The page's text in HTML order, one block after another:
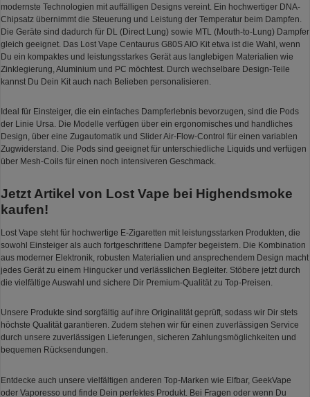
modernste Technologien mit auffälligen Designs vereint. Ein hochwertiger DNA-
Chipsatz übernimmt die Steuerung und Leistung der Temperatur beim Dampfen.
Die Geräte sind dadurch für DL (Direct Lung) sowie MTL (Mouth-to-Lung) Dampfer
gleich geeignet. Das Lost Vape Centaurus G80S AIO Kit etwa ist die Wahl, wenn
Du ein kompaktes und leistungsstarkes Gerät aus langlebigen Materialien wie
Zinklegierung, Aluminium und PC möchtest. Durch wechselbare Design-Teile
kannst Du Dein Kit auch nach Belieben personalisieren.
Ideal für Einsteiger, die ein einfaches Dampferlebnis bevorzugen, sind die Pods
der Linie Ursa. Die Modelle verfügen über ein ergonomisches und handliches
Design, über eine Zugautomatik und Slider Air-Flow-Control für einen variablen
Zugwiderstand. Die Pods sind geeignet für unterschiedliche Liquids und verfügen
über Mesh-Coils für einen noch intensiveren Geschmack.
Jetzt Artikel von Lost Vape bei Highendsmoke
kaufen!
Lost Vape steht für hochwertige E-Zigaretten mit leistungsstarken Produkten, die
sowohl Einsteiger als auch fortgeschrittene Dampfer begeistern. Die Kombination
aus moderner Elektronik, robusten Materialien und ansprechendem Design macht
jedes Gerät zu einem Hingucker und verlässlichen Begleiter. Stöbere jetzt durch
die vielfältige Auswahl und sichere Dir Premium-Qualität zu Top-Preisen.
Unsere Produkte sind sorgfältig auf ihre Originalität geprüft, sodass wir Dir stets
höchste Qualität garantieren. Zudem stehen wir für einen zuverlässigen Service
durch unsere zuverlässigen Lieferungen, sicheren Zahlungsmöglichkeiten und
bequemen Rücksendungen.
Entdecke auch unsere vielfältigen anderen Top-Marken wie Elfbar, GeekVape
oder Vaporesso und finde Dein perfektes Produkt. Bei Fragen oder wenn Du